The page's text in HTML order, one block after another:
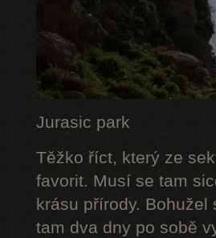
Jurasic park
Těžko říct, který ze
favorit. Musí se tam
krásu přírody.
tam dva dny po sobě